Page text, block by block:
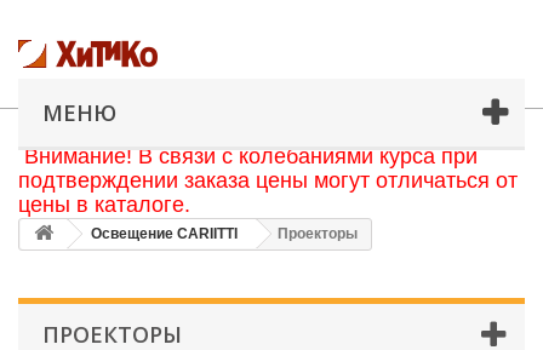
МЕНЮ
Внимание! В связи с колебаниями курса при
подтверждении заказа цены могут отличаться от
цены в каталоге.
Освещение CARIITTI Проекторы
ПРОЕКТОРЫ